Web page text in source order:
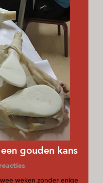
gouden kans
weken zonder enige